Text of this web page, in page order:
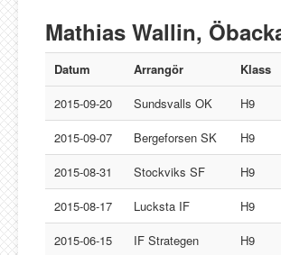
Bergeforsen SK
IF Strategen
Lucksta IF
Matfors SK
Njurunda SK
Stockviks SF
Sundsvalls OK
Gästbok
Mathias Wallin,
Datum Arrangör Klass
2015-09-20
Sundsvalls OK H9
2015-09-07
Bergeforsen SK H9
2015-08-31
Stockviks SF H9
2015-08-17
Lucksta IF H9
2015-06-15
IF Strategen H9